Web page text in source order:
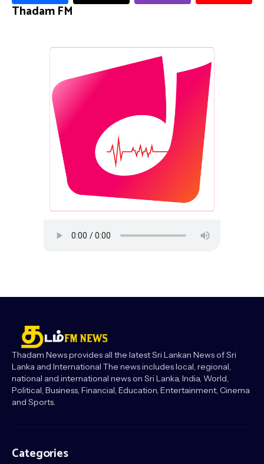
Thadam FM
Thadam News provides all the latest Sri Lankan News of Sri
Lanka and International The news includes local, regional,
national and international news on Sri Lanka, India, World,
Political, Business, Financial, Education, Entertainment, Cinema
and Sports.
Categories